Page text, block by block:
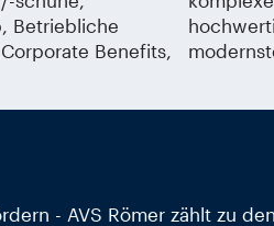
Betriebliche
Benefits,
- AVS Römer zählt zu